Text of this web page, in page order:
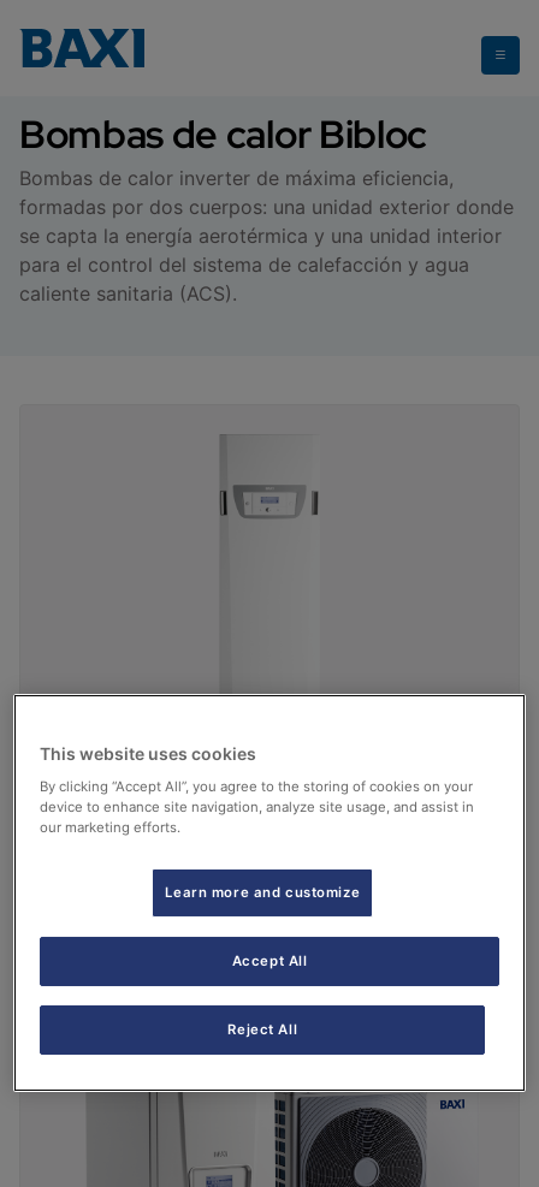
Bombas de calor bibloc
Bombas de calor Bibloc
Bombas de calor inverter de máxima eficiencia,
formadas por dos cuerpos: una unidad exterior donde
se capta la energía aerotérmica y una unidad interior
para el control del sistema de calefacción y agua
caliente sanitaria (ACS).
Platinum BC Smart iR32
Ver más
This website uses cookies
By clicking “Accept All”, you agree to the storing of cookies on your
device to enhance site navigation, analyze site usage, and assist in
our marketing efforts.
Learn more and customize
Reject All
Accept All